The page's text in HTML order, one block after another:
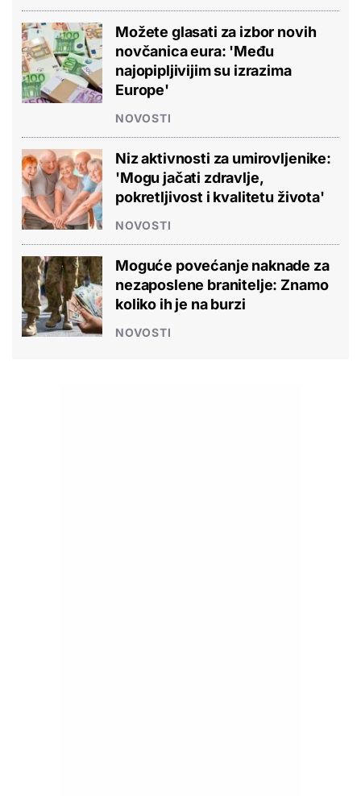
Možete glasati za izbor novih
novčanica eura: 'Među
najopipljivijim su izrazima
Europe'
NOVOSTI
Niz aktivnosti za umirovljenike:
'Mogu jačati zdravlje,
pokretljivost i kvalitetu života'
NOVOSTI
Moguće povećanje naknade za
nezaposlene branitelje: Znamo
koliko ih je na burzi
NOVOSTI